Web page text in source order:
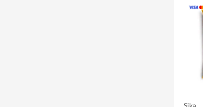
Sika